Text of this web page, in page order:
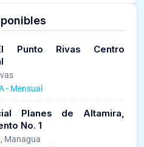
Punto Rivas Centro
- Mensual
Planes de Altamira,
No. 1
Managua